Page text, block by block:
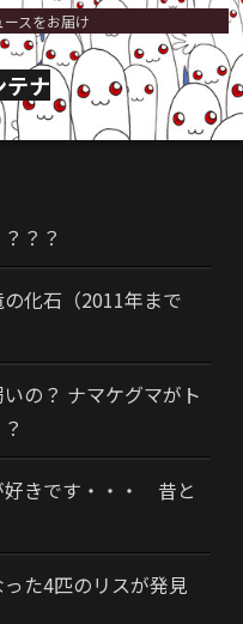
スをお届け
テナ
？？
化石（2011年まで
の？ ナマケグマがト
好きです・・・ 昔と
た4匹のリスが発見